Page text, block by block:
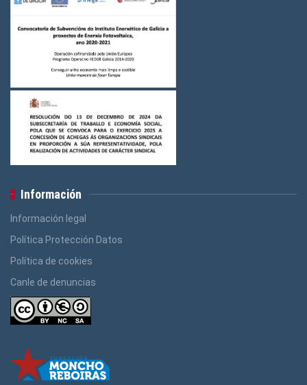
Información
Información legal
Política Protección Datos
Política de cookies
Canle de denuncias